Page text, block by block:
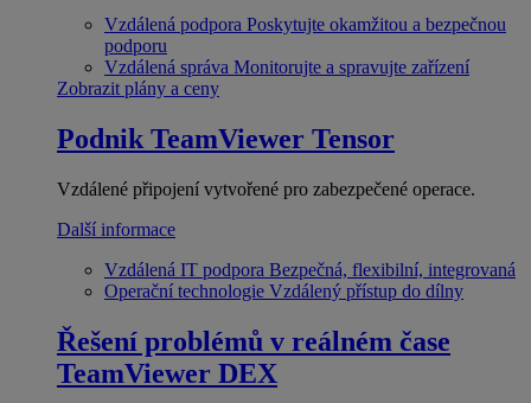
Vzdálená podpora Poskytujte okamžitou a bezpečnou
podporu
Vzdálená správa Monitorujte a spravujte zařízení
Zobrazit plány a ceny
Podnik TeamViewer Tensor
Vzdálené připojení vytvořené pro zabezpečené operace.
Další informace
Vzdálená IT podpora Bezpečná, flexibilní, integrovaná
Operační technologie Vzdálený přístup do dílny
Řešení problémů v reálném čase
TeamViewer DEX